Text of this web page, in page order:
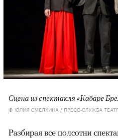
Сцена из спектакля «Кабаре
© ЮЛИЯ СМЕЛКИНА / ПРЕСС-СЛУЖБА
Разбирая все полсотни